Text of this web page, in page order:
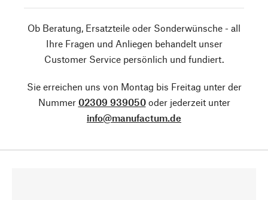
Ob Beratung, Ersatzteile oder Sonderwünsche - all
Ihre Fragen und Anliegen behandelt unser
Customer Service persönlich und fundiert.
Sie erreichen uns von Montag bis Freitag unter der
Nummer 02309 939050oder jederzeit unter
info@manufactum.de